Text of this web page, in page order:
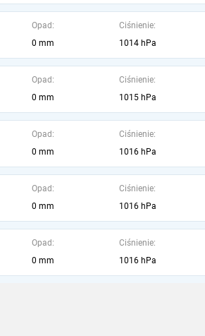
Opad:
0 mm
Ciśnienie:
1014 hPa
Opad:
0 mm
Ciśnienie:
1015 hPa
Opad:
0 mm
Ciśnienie:
1016 hPa
Opad:
0 mm
Ciśnienie:
1016 hPa
Opad:
0 mm
Ciśnienie:
1016 hPa